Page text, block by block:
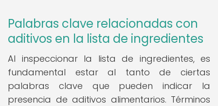
Palabras clave relacionadas con
aditivos en la lista de ingredientes
Al inspeccionar la lista de ingredientes, es
fundamental estar al tanto de ciertas
palabras clave que pueden indicar la
presencia de aditivos alimentarios. Términos